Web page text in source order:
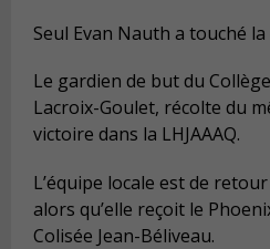
Seul Evan Nauth a touché
Le gardien de but du
Lacroix-Goulet, récolte du
victoire dans la LHJAAAQ.
L’équipe locale est de
alors qu’elle reçoit le
Colisée Jean-Béliveau.